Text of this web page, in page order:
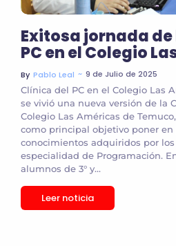
Exitosa jornada
PC en el Colegio
By Pablo Leal ~ 9 de Julio de 2025
Clínica del PC en el Colegio Las
se vivió una nueva versión de la
Colegio Las Américas de
como principal objetivo poner en
conocimientos adquiridos por
especialidad de Programación.
alumnos de 3° y...
Leer noticia